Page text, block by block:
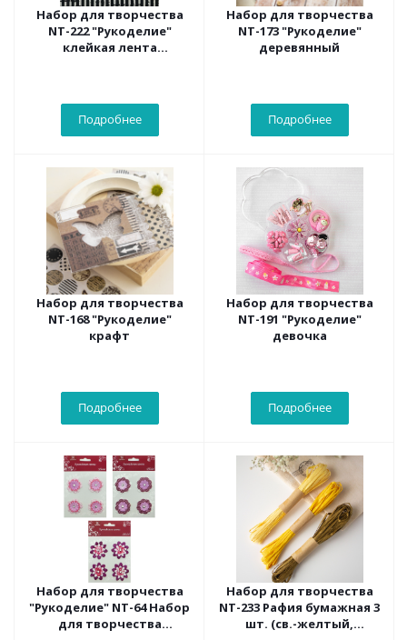
Набор для творчества
NT-222 "Рукоделие"
клейкая лента
Подробнее
Набор для творчества
NT-173 "Рукоделие"
деревянный
Подробнее
Набор для творчества
NT-168 "Рукоделие"
крафт
Подробнее
Набор для творчества
NT-191 "Рукоделие"
девочка
Подробнее
Набор для творчества
"Рукоделие" NT-64 Набор
для творчества
Набор для творчества
NT-233 Рафия бумажная 3
шт. (св.-желтый,